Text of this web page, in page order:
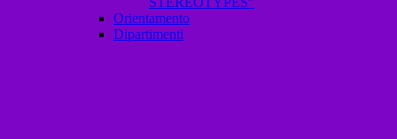
Orientamento
Dipartimenti